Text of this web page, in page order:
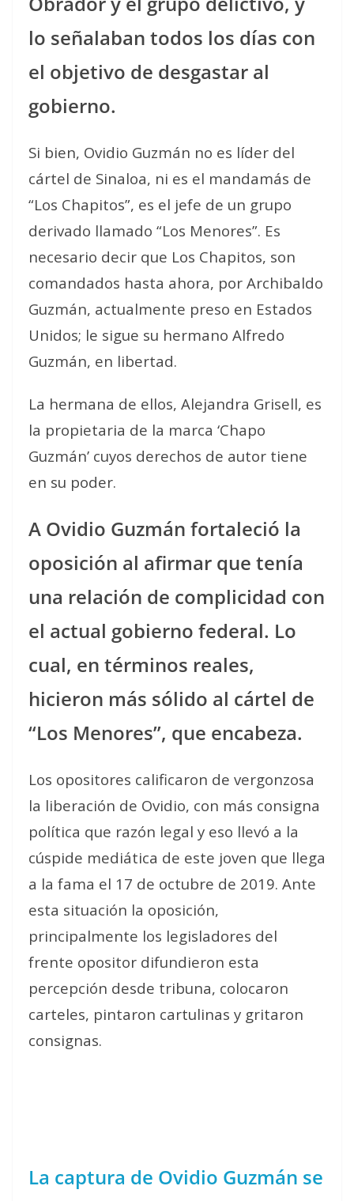
lo señalaban todos los días con
el objetivo de desgastar al
gobierno.
Si bien, Ovidio Guzmán no es líder del
cártel de Sinaloa, ni es el mandamás de
“Los Chapitos”, es el jefe de un grupo
derivado llamado “Los Menores”. Es
necesario decir que Los Chapitos, son
comandados hasta ahora, por Archibaldo
Guzmán, actualmente preso en Estados
Unidos; le sigue su hermano Alfredo
Guzmán, en libertad.
La hermana de ellos, Alejandra Grisell, es
la propietaria de la marca ‘Chapo
Guzmán’ cuyos derechos de autor tiene
en su poder.
A Ovidio Guzmán fortaleció la
oposición al afirmar que tenía
una relación de complicidad con
el actual gobierno federal. Lo
cual, en términos reales,
hicieron más sólido al cártel de
“Los Menores”, que encabeza.
Los opositores calificaron de vergonzosa
la liberación de Ovidio, con más consigna
política que razón legal y eso llevó a la
cúspide mediática de este joven que llega
a la fama el 17 de octubre de 2019. Ante
esta situación la oposición,
principalmente los legisladores del
frente opositor difundieron esta
percepción desde tribuna, colocaron
carteles, pintaron cartulinas y gritaron
consignas.
La captura de Ovidio Guzmán se